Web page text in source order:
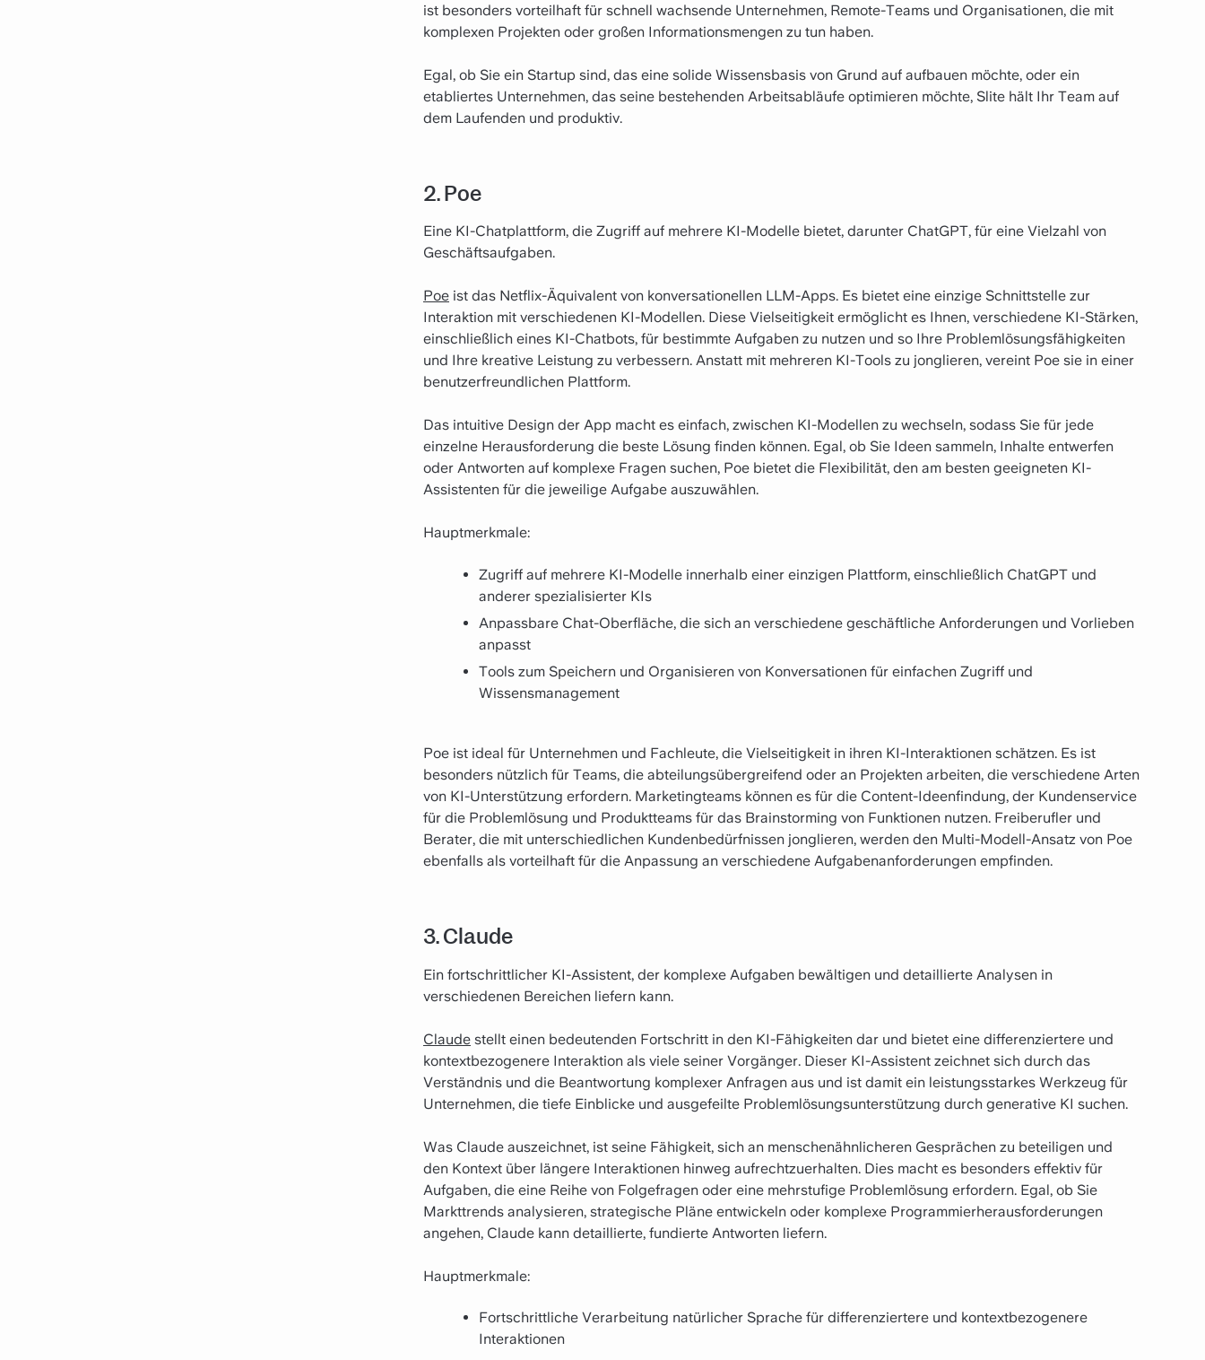
ist besonders vorteilhaft für schnell wachsende Unternehmen, Remote-Teams und Organisationen, die mit
komplexen Projekten oder großen Informationsmengen zu tun haben.
Egal, ob Sie ein Startup sind, das eine solide Wissensbasis von Grund auf aufbauen möchte, oder ein
etabliertes Unternehmen, das seine bestehenden Arbeitsabläufe optimieren möchte, Slite hält Ihr Team auf
dem Laufenden und produktiv.
2. Poe
Eine KI-Chatplattform, die Zugriff auf mehrere KI-Modelle bietet, darunter ChatGPT, für eine Vielzahl von
Geschäftsaufgaben.
Poe ist das Netflix-Äquivalent von konversationellen LLM-Apps. Es bietet eine einzige Schnittstelle zur
Interaktion mit verschiedenen KI-Modellen. Diese Vielseitigkeit ermöglicht es Ihnen, verschiedene KI-Stärken,
einschließlich eines KI-Chatbots, für bestimmte Aufgaben zu nutzen und so Ihre Problemlösungsfähigkeiten
und Ihre kreative Leistung zu verbessern. Anstatt mit mehreren KI-Tools zu jonglieren, vereint Poe sie in einer
benutzerfreundlichen Plattform.
Das intuitive Design der App macht es einfach, zwischen KI-Modellen zu wechseln, sodass Sie für jede
einzelne Herausforderung die beste Lösung finden können. Egal, ob Sie Ideen sammeln, Inhalte entwerfen
oder Antworten auf komplexe Fragen suchen, Poe bietet die Flexibilität, den am besten geeigneten KI-
Assistenten für die jeweilige Aufgabe auszuwählen.
Hauptmerkmale:
Zugriff auf mehrere KI-Modelle innerhalb einer einzigen Plattform, einschließlich ChatGPT und
anderer spezialisierter KIs
Anpassbare Chat-Oberfläche, die sich an verschiedene geschäftliche Anforderungen und Vorlieben
anpasst
Tools zum Speichern und Organisieren von Konversationen für einfachen Zugriff und
Wissensmanagement
Poe ist ideal für Unternehmen und Fachleute, die Vielseitigkeit in ihren KI-Interaktionen schätzen. Es ist
besonders nützlich für Teams, die abteilungsübergreifend oder an Projekten arbeiten, die verschiedene Arten
von KI-Unterstützung erfordern. Marketingteams können es für die Content-Ideenfindung, der Kundenservice
für die Problemlösung und Produktteams für das Brainstorming von Funktionen nutzen. Freiberufler und
Berater, die mit unterschiedlichen Kundenbedürfnissen jonglieren, werden den Multi-Modell-Ansatz von Poe
ebenfalls als vorteilhaft für die Anpassung an verschiedene Aufgabenanforderungen empfinden.
3. Claude
Ein fortschrittlicher KI-Assistent, der komplexe Aufgaben bewältigen und detaillierte Analysen in
verschiedenen Bereichen liefern kann.
Claude stellt einen bedeutenden Fortschritt in den KI-Fähigkeiten dar und bietet eine differenziertere und
kontextbezogenere Interaktion als viele seiner Vorgänger. Dieser KI-Assistent zeichnet sich durch das
Verständnis und die Beantwortung komplexer Anfragen aus und ist damit ein leistungsstarkes Werkzeug für
Unternehmen, die tiefe Einblicke und ausgefeilte Problemlösungsunterstützung durch generative KI suchen.
Was Claude auszeichnet, ist seine Fähigkeit, sich an menschenähnlicheren Gesprächen zu beteiligen und
den Kontext über längere Interaktionen hinweg aufrechtzuerhalten. Dies macht es besonders effektiv für
Aufgaben, die eine Reihe von Folgefragen oder eine mehrstufige Problemlösung erfordern. Egal, ob Sie
Markttrends analysieren, strategische Pläne entwickeln oder komplexe Programmierherausforderungen
angehen, Claude kann detaillierte, fundierte Antworten liefern.
Hauptmerkmale:
Fortschrittliche Verarbeitung natürlicher Sprache für differenziertere und kontextbezogenere
Interaktionen